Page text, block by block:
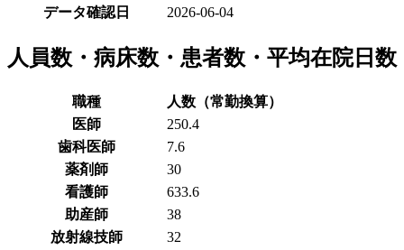
データ確認日
2026-06-04
人員数・病床数・患者数・平均在院日数
職種
人数（常勤換算）
医師
250.4
歯科医師
7.6
薬剤師
30
看護師
633.6
助産師
38
放射線技師
32